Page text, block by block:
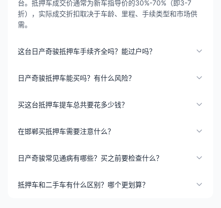
台。抵押车成交价通常为新车指导价的30%-70%（即3-7
折），实际成交折扣取决于车龄、里程、手续类型和市场供
需。
这台日产奇骏抵押车手续齐全吗？能过户吗？
日产奇骏抵押车能买吗？有什么风险？
买这台抵押车提车总共要花多少钱？
在邯郸买抵押车需要注意什么？
日产奇骏常见通病有哪些？买之前要检查什么？
抵押车和二手车有什么区别？哪个更划算？